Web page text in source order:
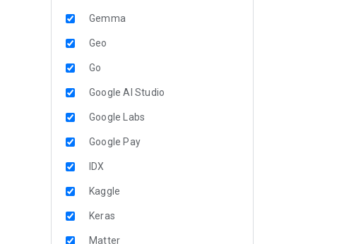
Gemma
Geo
Go
Google AI Studio
Google Labs
Google Pay
IDX
Kaggle
Keras
Matter